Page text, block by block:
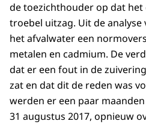
de toezichthouder op dat
troebel uitzag. Uit de
het afvalwater een
metalen en cadmium. De
dat er een fout in de
zat en dat dit de reden was
werden er een paar
31 augustus 2017, opnieuw